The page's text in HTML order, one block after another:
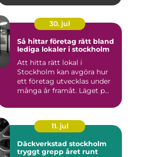
30. jul
Så hittar företag rätt bland
lediga lokaler i stockholm
Att hitta rätt lokal i
Stockholm kan avgöra hur
ett företag utvecklas under
många år framåt. Läget p...
11. jul
Däckverkstad stockholm
tryggt grepp året runt